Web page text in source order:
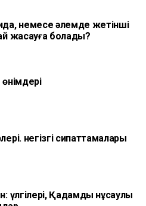
немесе әлемде жетінші
жасауға болады?
негізгі сипаттамалары
үлгілері, Қадамдық нұсқаулық